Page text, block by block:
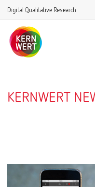
Digital Qualitative Research
KERNWERT